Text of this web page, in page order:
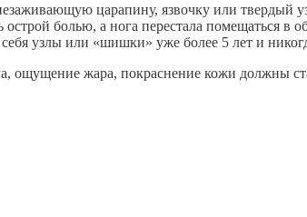
царапину, язвочку или твердый
болью, а нога перестала помещаться в
узлы или «шишки» уже более 5 лет и
ощущение жара, покраснение кожи должны